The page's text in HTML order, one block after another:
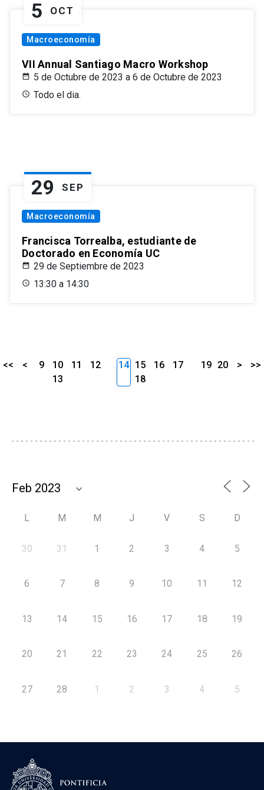
5 OCT
Macroeconomía
VII Annual Santiago Macro Workshop
5 de Octubre de 2023 a 6 de Octubre de 2023
Todo el dia.
29 SEP
Macroeconomía
Francisca Torrealba, estudiante de
Doctorado en Economía UC
29 de Septiembre de 2023
13:30 a 14:30
<< < 9 10 11
12
13
14 15 16
17
18
19 20 > >>
L M M J V S D
30 31 1 2 3 4 5
6 7 8 9 10 11 12
13 14 15 16 17 18 19
20 21 22 23 24 25 26
27 28 1 2 3 4 5